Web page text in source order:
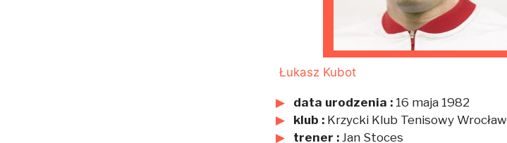
Łukasz Kubot
data urodzenia : 16 maja 1982
klub : Krzycki Klub Tenisowy Wrocław
trener : Jan Stoces